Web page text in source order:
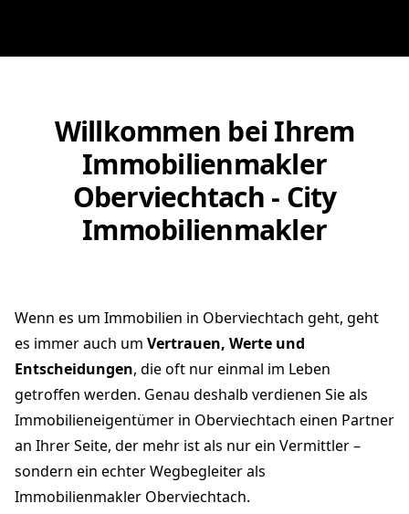
Willkommen bei Ihrem
Immobilienmakler
Oberviechtach - City
Immobilienmakler
Wenn es um Immobilien in Oberviechtach geht, geht
es immer auch um Vertrauen, Werte und
Entscheidungen, die oft nur einmal im Leben
getroffen werden. Genau deshalb verdienen Sie als
Immobilieneigentümer in Oberviechtach einen Partner
an Ihrer Seite, der mehr ist als nur ein Vermittler –
sondern ein echter Wegbegleiter als
Immobilienmakler Oberviechtach.